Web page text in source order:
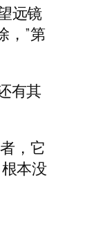
远镜
，”第
有其
，它
本没